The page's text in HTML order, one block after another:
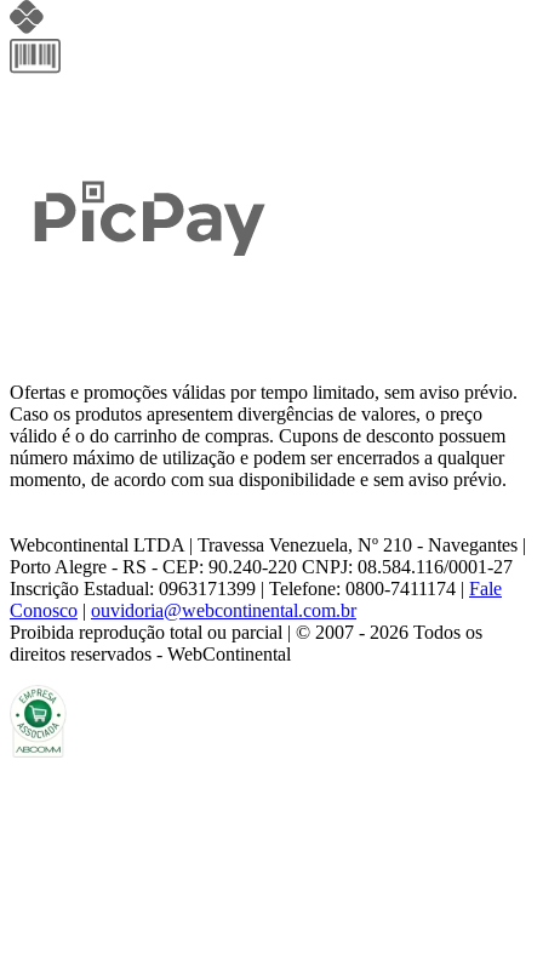
Ofertas e promoções válidas por tempo limitado, sem aviso prévio.
Caso os produtos apresentem divergências de valores, o preço
válido é o do carrinho de compras. Cupons de desconto possuem
número máximo de utilização e podem ser encerrados a qualquer
momento, de acordo com sua disponibilidade e sem aviso prévio.
Webcontinental LTDA | Travessa Venezuela, Nº 210 - Navegantes |
Porto Alegre - RS - CEP: 90.240-220 CNPJ: 08.584.116/0001-27
Inscrição Estadual: 0963171399 | Telefone: 0800-7411174 | Fale
Conosco | ouvidoria@webcontinental.com.br
Proibida reprodução total ou parcial | © 2007 - 2026 Todos os
direitos reservados - WebContinental